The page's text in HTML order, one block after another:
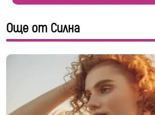
Още от Силна